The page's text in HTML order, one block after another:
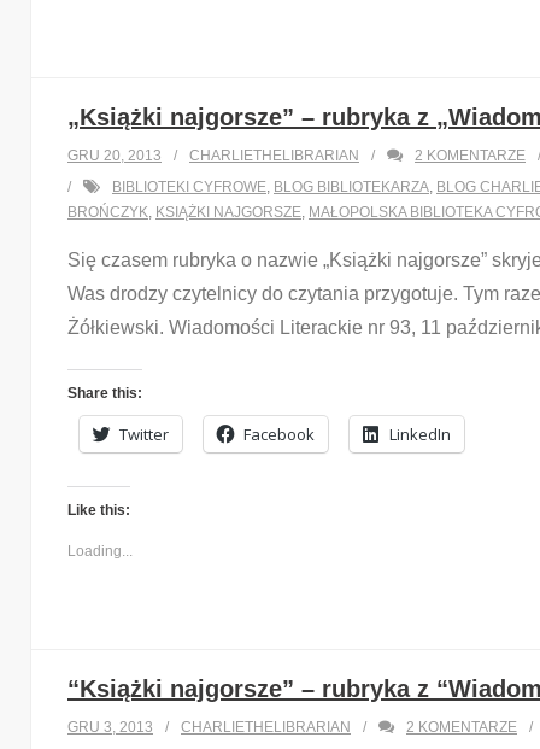
„Książki najgorsze” – rubryka z
GRU 20, 2013 CHARLIETHELIBRARIAN 2 KOMENTARZE
BIBLIOTEKI CYFROWE, BLOG BIBLIOTEKARZA, BLOG
BROŃCZYK, KSIĄŻKI NAJGORSZE, MAŁOPOLSKA BIBLIOTEKA
Się czasem rubryka o nazwie „Książki najgorsze”
Was drodzy czytelnicy do czytania przygotuje. Tym
Żółkiewski. Wiadomości Literackie nr 93, 11
Share this:
Twitter Facebook LinkedIn
Like this:
Loading...
“Książki najgorsze” – rubryka z
GRU 3, 2013 CHARLIETHELIBRARIAN 2 KOMENTARZE